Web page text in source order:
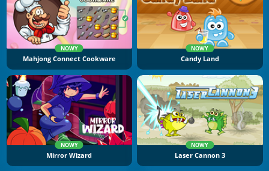
NOWY
Mahjong Connect Cookware
NOWY
Candy Land
NOWY
Mirror Wizard
NOWY
Laser Cannon 3